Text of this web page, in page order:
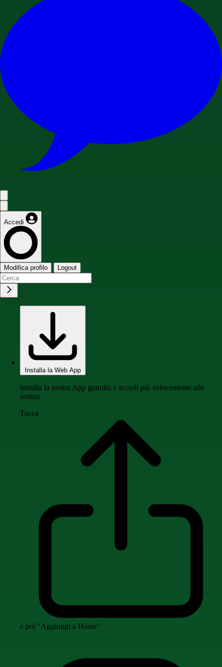
Accedi
Modifica profilo Logout
Installa la Web App
Installa la nostra App gratuita e accedi più velocemente alle
notizie
Tocca
e poi "Aggiungi a Home"